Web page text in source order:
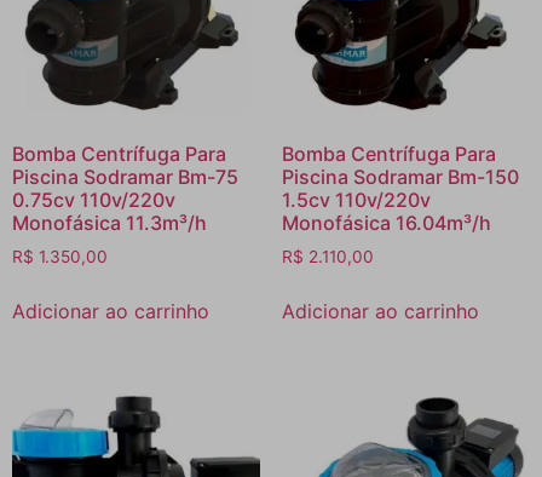
Bomba Centrífuga Para
Piscina Sodramar Bm-75
0.75cv 110v/220v
Monofásica 11.3m³/h
R$ 1.350,00
Adicionar ao carrinho
Bomba Centrífuga Para
Piscina Sodramar Bm-150
1.5cv 110v/220v
Monofásica 16.04m³/h
R$ 2.110,00
Adicionar ao carrinho